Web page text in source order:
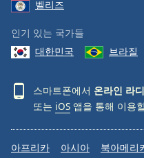
벨리즈
인기 있는 국가들
대한민국
브라질
스마트폰에서 온라인 라
또는 iOS 앱을 통해 이용
아프리카 아시아 북아메리